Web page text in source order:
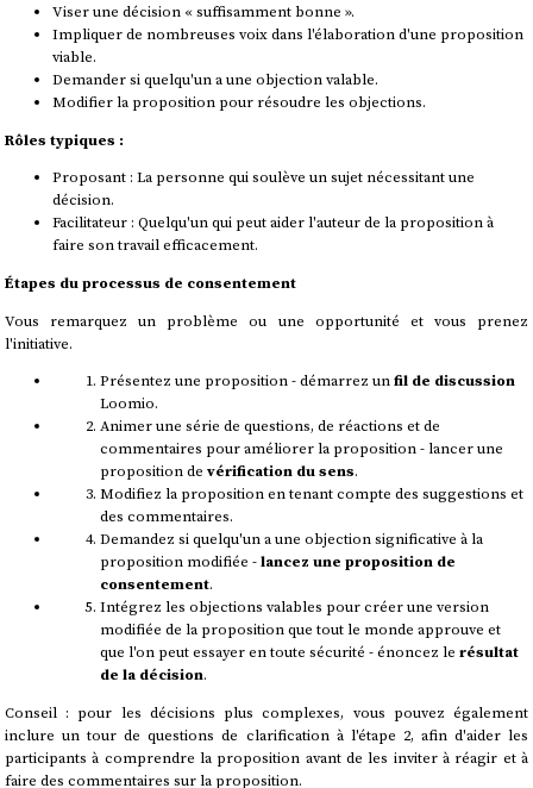
Viser une décision « suffisamment bonne ».
Impliquer de nombreuses voix dans l'élaboration d'une proposition
viable.
Demander si quelqu'un a une objection valable.
Modifier la proposition pour résoudre les objections.
Rôles typiques :
Proposant : La personne qui soulève un sujet nécessitant une
décision.
Facilitateur : Quelqu'un qui peut aider l'auteur de la proposition à
faire son travail efficacement.
Étapes du processus de consentement
Vous remarquez un problème ou une opportunité et vous prenez
l'initiative.
Présentez une proposition - démarrez unfil de discussion
Loomio.
Animer une série de questions, de réactions et de
commentaires pour améliorer la proposition - lancer une
proposition de vérification du sens.
Modifiez la proposition en tenant compte des suggestions et
des commentaires.
Demandez si quelqu'un a une objection significative à la
proposition modifiée -lancez une proposition de
consentement.
Intégrez les objections valables pour créer une version
modifiée de la proposition que tout le monde approuve et
que l'on peut essayer en toute sécurité - énoncez le résultat
de la décision.
Conseil : pour les décisions plus complexes, vous pouvez également
inclure un tour de questions de clarification à l'étape 2, afin d'aider les
participants à comprendre la proposition avant de les inviter à réagir et à
faire des commentaires sur la proposition.